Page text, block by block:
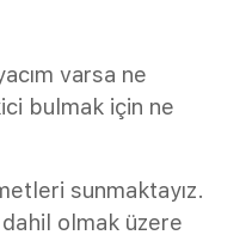
varsa ne
bulmak için ne
sunmaktayız.
olmak üzere